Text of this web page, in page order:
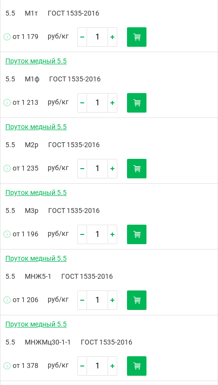
5.5 М1т ГОСТ 1535-2016
от 1 179 руб/кг
Пруток медный 5.5
5.5 М1ф ГОСТ 1535-2016
от 1 213 руб/кг
Пруток медный 5.5
5.5 М2р ГОСТ 1535-2016
от 1 235 руб/кг
Пруток медный 5.5
5.5 М3р ГОСТ 1535-2016
от 1 196 руб/кг
Пруток медный 5.5
5.5 МНЖ5-1 ГОСТ 1535-2016
от 1 206 руб/кг
Пруток медный 5.5
5.5 МНЖМц30-1-1 ГОСТ 1535-2016
от 1 378 руб/кг